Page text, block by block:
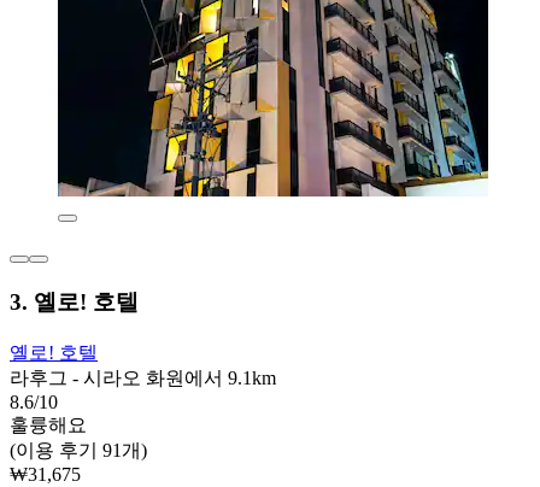
3. 옐로! 호텔
옐로! 호텔
라후그 - 시라오 화원에서 9.1km
8.6/10
훌륭해요
(이용 후기 91개)
₩31,675